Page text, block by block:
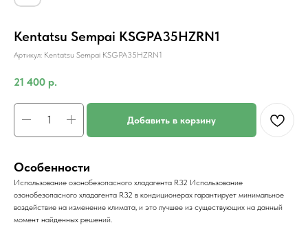
Kentatsu Sempai KSGPA35HZRN1
Артикул: Kentatsu Sempai KSGPA35HZRN1
21 400 р.
Добавить в корзину
Особенности
Использование озонобезопасного хладагента R32 Использование
озонобезопасного хладагента R32 в кондиционерах гарантирует минимальное
воздействие на изменение климата, и это лучшее из существующих на данный
момент найденных решений.